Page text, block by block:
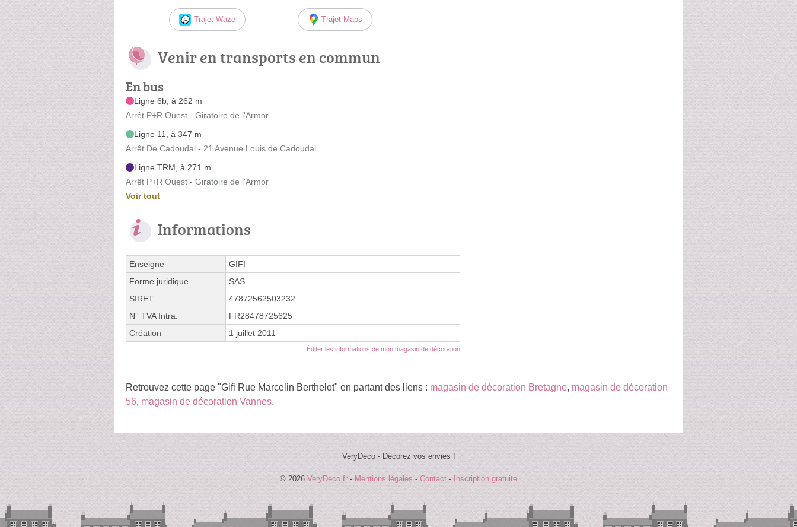
Trajet Waze Trajet Maps
Venir en transports en commun
En bus
Ligne 6b, à 262 m
Arrêt P+R Ouest - Giratoire de l'Armor
Ligne 11, à 347 m
Arrêt De Cadoudal - 21 Avenue Louis de Cadoudal
Ligne TRM, à 271 m
Arrêt P+R Ouest - Giratoire de l'Armor
Voir tout
Informations
Enseigne
GIFI
Forme juridique
SAS
SIRET
47872562503232
N° TVA Intra.
FR28478725625
Création
1 juillet 2011
Éditer les informations de mon magasin de décoration
Retrouvez cette page "Gifi Rue Marcelin Berthelot" en partant des liens : magasin de décoration Bretagne, magasin de décoration
56, magasin de décoration Vannes.
VeryDeco - Décorez vos envies !
© 2026 VeryDeco.fr - Mentions légales - Contact - Inscription gratuite